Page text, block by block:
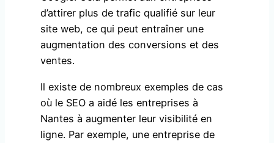
d’attirer plus de trafic qualifié sur leur
site web, ce qui peut entraîner une
augmentation des conversions et des
ventes.
Il existe de nombreux exemples de cas
où le SEO a aidé les entreprises à
Nantes à augmenter leur visibilité en
ligne. Par exemple, une entreprise de